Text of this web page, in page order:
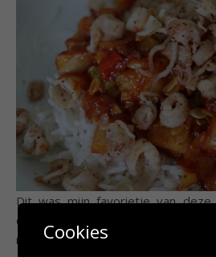
Dit was mijn favorietje van
courgette in saus die wat weg
met gebakken mini
Cookies